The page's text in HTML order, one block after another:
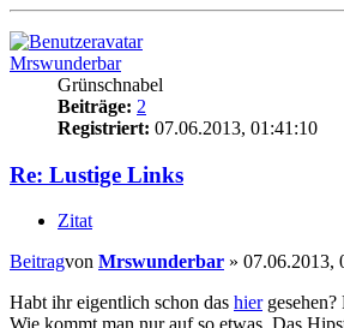
Mrswunderbar
Grünschnabel
Beiträge: 2
Registriert: 07.06.2013, 01:41:10
Re: Lustige Links
Zitat
Beitragvon Mrswunderbar » 07.06.2013,
Habt ihr eigentlich schon das hiergesehen?